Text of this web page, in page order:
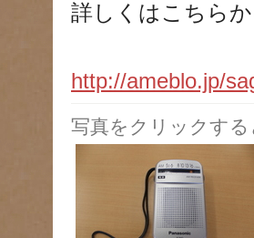
詳しくはこちらか
http://ameblo.jp/
写真をクリックす